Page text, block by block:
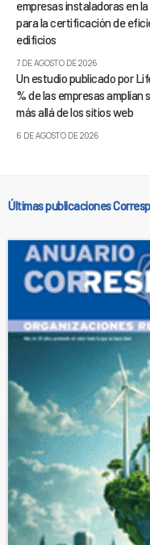
empresas instaladoras en
para la certificación de
edificios
7 DE AGOSTO DE 2026
Un estudio publicado por
% de las empresas amplían
más allá de los sitios web
6 DE AGOSTO DE 2026
Últimas publicaciones